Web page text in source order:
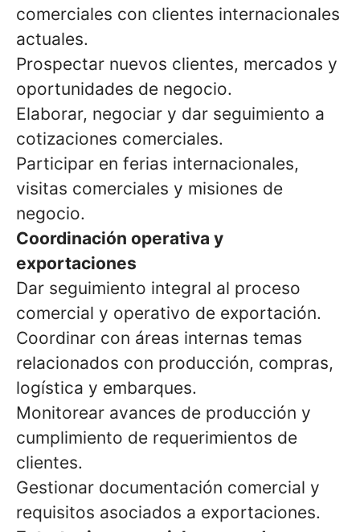
comerciales con clientes internacionales
actuales.
Prospectar nuevos clientes, mercados y
oportunidades de negocio.
Elaborar, negociar y dar seguimiento a
cotizaciones comerciales.
Participar en ferias internacionales,
visitas comerciales y misiones de
negocio.
Coordinación operativa y
exportaciones
Dar seguimiento integral al proceso
comercial y operativo de exportación.
Coordinar con áreas internas temas
relacionados con producción, compras,
logística y embarques.
Monitorear avances de producción y
cumplimiento de requerimientos de
clientes.
Gestionar documentación comercial y
requisitos asociados a exportaciones.